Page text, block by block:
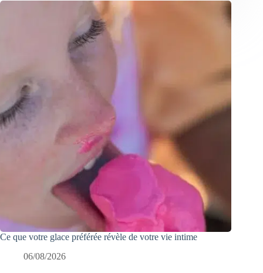
Ce que votre glace préférée révèle de votre vie intime
06/08/2026